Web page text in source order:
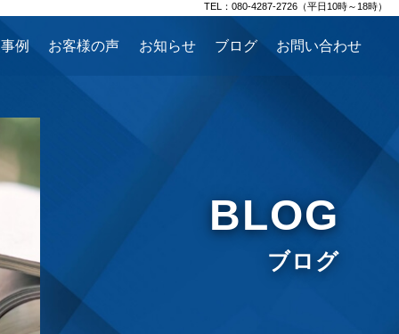
TEL：080-4287-2726（平日10時～18時）
例 お客様の声 お知らせ ブログ お問い合わせ
BLOG
ブログ